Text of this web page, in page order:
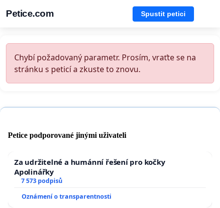
Petice.com Spustit petici
Chybí požadovaný parametr. Prosím, vraťte se na
stránku s peticí a zkuste to znovu.
Petice podporované jinými uživateli
Za udržitelné a humánní řešení pro kočky
Apolinářky
7 573 podpisů
Oznámení o transparentnosti